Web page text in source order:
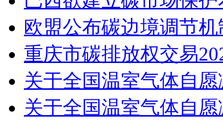
欧盟公布碳边境调节
重庆市碳排放权交易
关于全国温室气体自
关于全国温室气体自